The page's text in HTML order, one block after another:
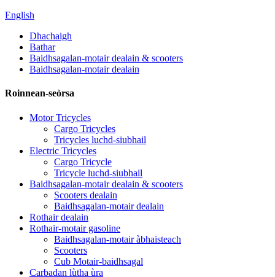
English
Dhachaigh
Bathar
Baidhsagalan-motair dealain & scooters
Baidhsagalan-motair dealain
Roinnean-seòrsa
Motor Tricycles
Cargo Tricycles
Tricycles luchd-siubhail
Electric Tricycles
Cargo Tricycle
Tricycle luchd-siubhail
Baidhsagalan-motair dealain & scooters
Scooters dealain
Baidhsagalan-motair dealain
Rothair dealain
Rothair-motair gasoline
Baidhsagalan-motair àbhaisteach
Scooters
Cub Motair-baidhsagal
Carbadan lùtha ùra